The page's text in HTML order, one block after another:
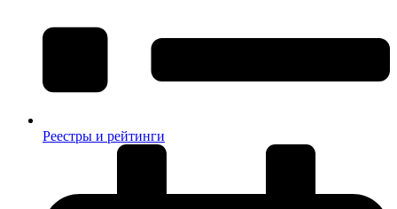
Реестры и рейтинги